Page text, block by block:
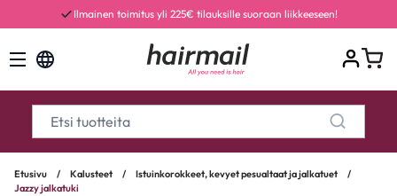
Ilmainen toimitus yli 225€ tilauksille suoraan liikkeeseen!
Etusivu / Kalusteet / Istuinkorokkeet, kevyet pesualtaat ja jalkatuet
/
Jazzy jalkatuki